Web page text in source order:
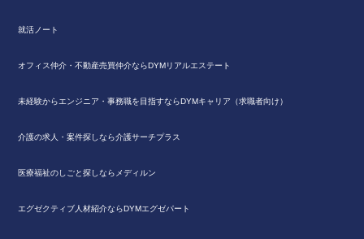
就活ノート
オフィス仲介・不動産売買仲介ならDYMリアルエステート
未経験からエンジニア・事務職を目指すならDYMキャリア（求職者向け）
介護の求人・案件探しなら介護サーチプラス
医療福祉のしごと探しならメディルン
エグゼクティブ人材紹介ならDYMエグゼパート